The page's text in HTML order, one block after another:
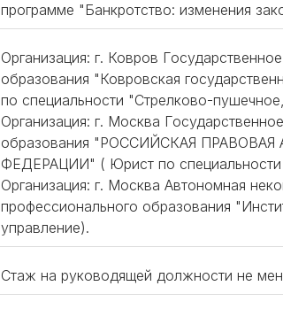
программе "Банкротство: изменения
Организация: г. Ковров
образования "Ковровская
по специальности "Стрелково-
Организация: г. Москва
образования "РОССИЙСКАЯ
ФЕДЕРАЦИИ" ( Юрист по
Организация: г. Москва Автономная
профессионального образования
управление).
Стаж на руководящей должности не